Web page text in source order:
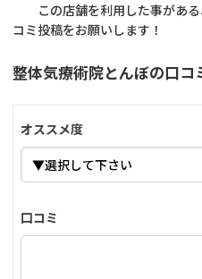
この店舗を利用した事がある
コミ投稿をお願いします！
整体気療術院とんぼの口コ
オススメ度
口コミ